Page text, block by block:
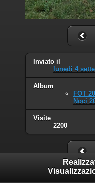
Inviato il
lunedì 4
Album
FOT
Noci
Visite
2200